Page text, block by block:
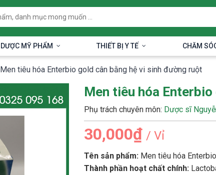
DƯỢC MỸ PHẨM THIẾT BỊ Y TẾ CHĂM
Men tiêu hóa Enterbio gold cân bằng hệ vi sinh đường ruột
Men tiêu hóa
Phụ trách chuyên môn: Dược sĩ
30,000₫ / Vỉ
Tên sản phẩm: Men tiêu hóa
Thành phần hoạt chất chính: